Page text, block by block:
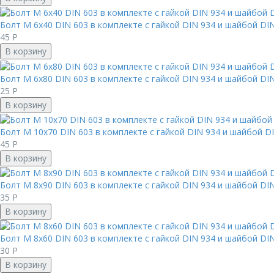
Болт М 6х40 DIN 603 в комплекте с гайкой DIN 934 и шайбой
45 Р
В корзину
Болт М 6х80 DIN 603 в комплекте с гайкой DIN 934 и шайбой
25 Р
В корзину
Болт М 10х70 DIN 603 в комплекте с гайкой DIN 934 и шайбой
45 Р
В корзину
Болт М 8х90 DIN 603 в комплекте с гайкой DIN 934 и шайбой
35 Р
В корзину
Болт М 8х60 DIN 603 в комплекте с гайкой DIN 934 и шайбой
30 Р
В корзину